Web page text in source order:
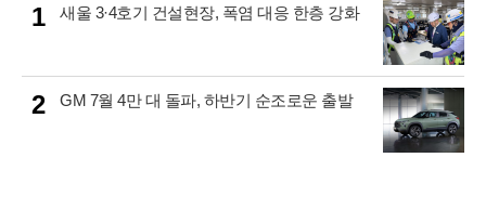
1 새울 3·4호기 건설현장, 폭염 대응 한층 강화
2 GM 7월 4만 대 돌파, 하반기 순조로운 출발